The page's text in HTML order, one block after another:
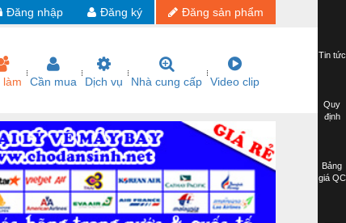
Đăng sản phẩm
Đăng ký
Đăng nhập
làm Cần mua Dịch vụ Nhà cung cấp Video clip
Tin tức
Quy
định
Bảng
giá QC